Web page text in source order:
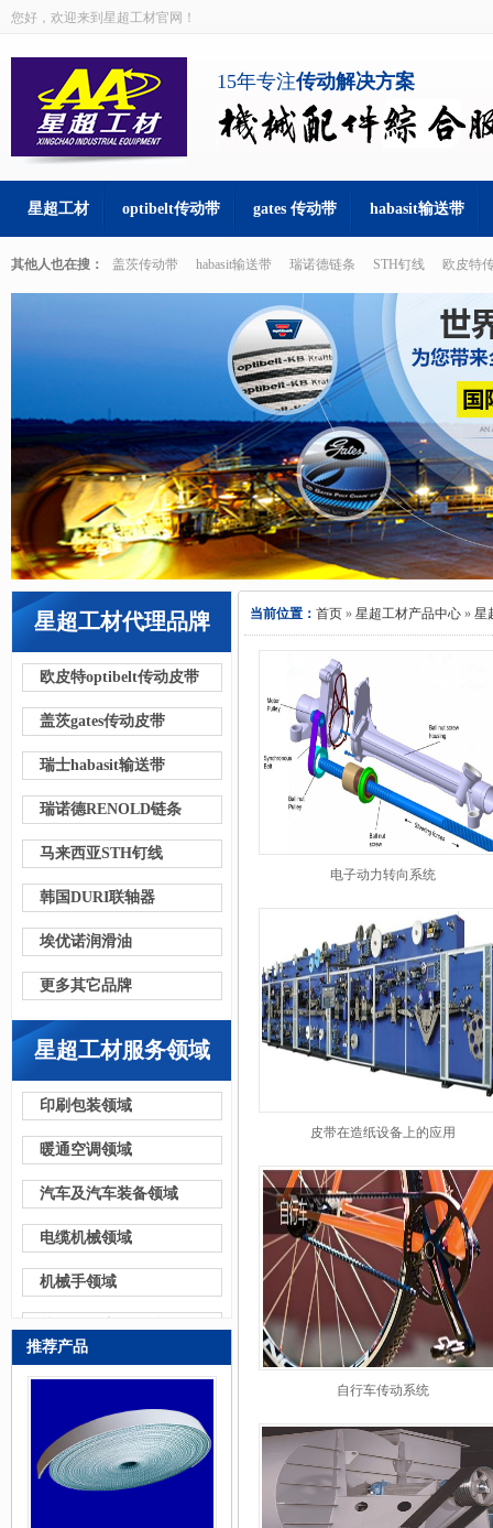
您好，欢迎来到星超工材官网！
15年专注传动解决方案
星超工材 optibelt传动带 gates 传动带 habasit输送带
其他人也在搜： 盖茨传动带 habasit输送带 瑞诺德链条 STH钉线 欧皮特
星超工材代理品牌
欧皮特optibelt传动皮带
盖茨gates传动皮带
瑞士habasit输送带
瑞诺德RENOLD链条
马来西亚STH钉线
韩国DURI联轴器
埃优诺润滑油
更多其它品牌
星超工材服务领域
印刷包装领域
暖通空调领域
汽车及汽车装备领域
电缆机械领域
机械手领域
其他更多应用领域
产品定制
推荐产品
当前位置： 首页 » 星超工材产品中心 » 星
电子动力转向系统
皮带在造纸设备上的应用
自行车传动系统